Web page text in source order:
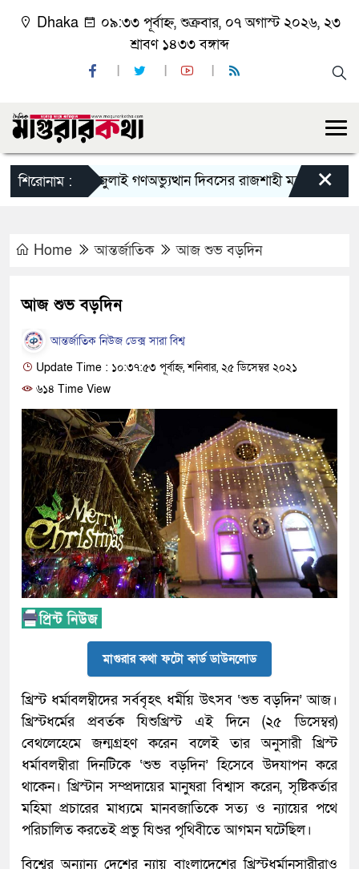
Dhaka
০৯:৩৩ পূর্বাহ্ন, শুক্রবার, ০৭ অগাস্ট ২০২৬, ২৩
শ্রাবণ ১৪৩৩ বঙ্গাব্দ
শিরোনাম :জুলাই গণঅভ্যুত্থান দিবসের রাজশাহী মহানগর বিএনপির
×
Home আন্তর্জাতিক আজ শুভ বড়দিন
আজ শুভ বড়দিন
আন্তর্জাতিক নিউজ ডেক্স সারা বিশ্ব
Update Time : ১০:৩৭:৫৩ পূর্বাহ্ন, শনিবার, ২৫ ডিসেম্বর ২০২১
৬১৪ Time View
মাগুরার কথা ফটো কার্ড ডাউনলোড
খ্রিস্ট ধর্মাবলম্বীদের সর্ববৃহৎ ধর্মীয় উৎসব ‘শুভ বড়দিন’ আজ।
খ্রিস্টধর্মের প্রবর্তক যিশুখ্রিস্ট এই দিনে (২৫ ডিসেম্বর)
বেথলেহেমে জন্মগ্রহণ করেন বলেই তার অনুসারী খ্রিস্ট
ধর্মাবলম্বীরা দিনটিকে ‘শুভ বড়দিন’ হিসেবে উদযাপন করে
থাকেন। খ্রিস্টান সম্প্রদায়ের মানুষরা বিশ্বাস করেন, সৃষ্টিকর্তার
মহিমা প্রচারের মাধ্যমে মানবজাতিকে সত্য ও ন্যায়ের পথে
পরিচালিত করতেই প্রভু যিশুর পৃথিবীতে আগমন ঘটেছিল।
বিশ্বের অন্যান্য দেশের ন্যায় বাংলাদেশের খ্রিস্টধর্মানুসারীরাও